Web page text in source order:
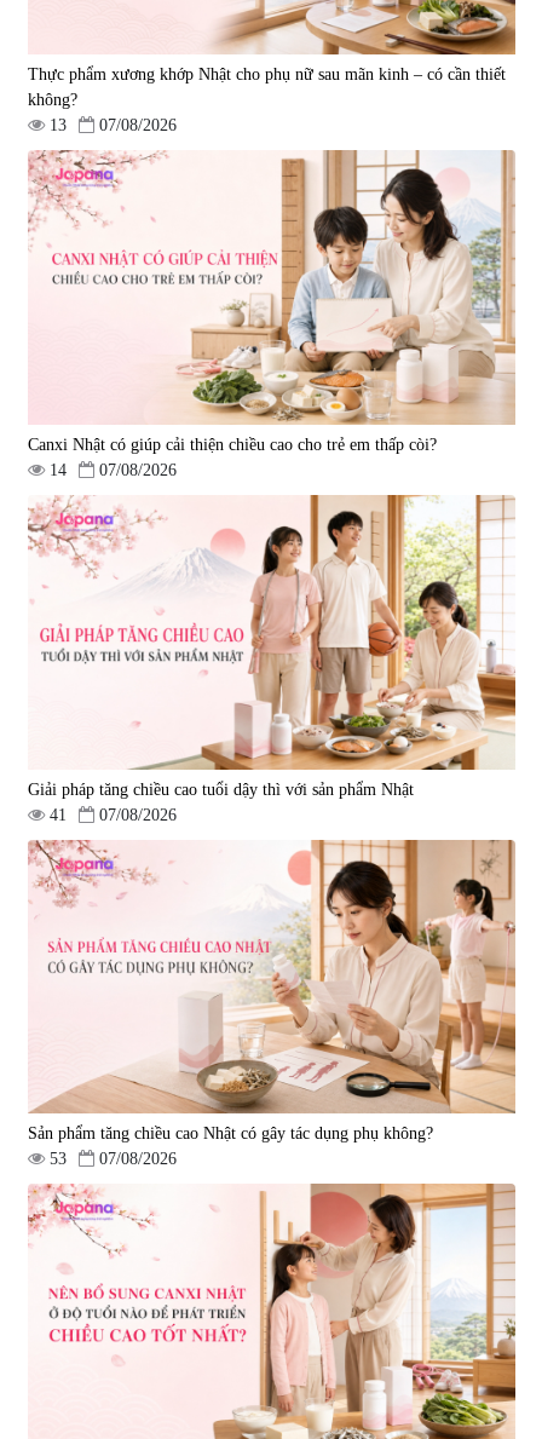
Thực phẩm xương khớp Nhật cho phụ nữ sau mãn kinh – có cần thiết
không?
13
07/08/2026
Canxi Nhật có giúp cải thiện chiều cao cho trẻ em thấp còi?
14
07/08/2026
Giải pháp tăng chiều cao tuổi dậy thì với sản phẩm Nhật
41
07/08/2026
Sản phẩm tăng chiều cao Nhật có gây tác dụng phụ không?
53
07/08/2026